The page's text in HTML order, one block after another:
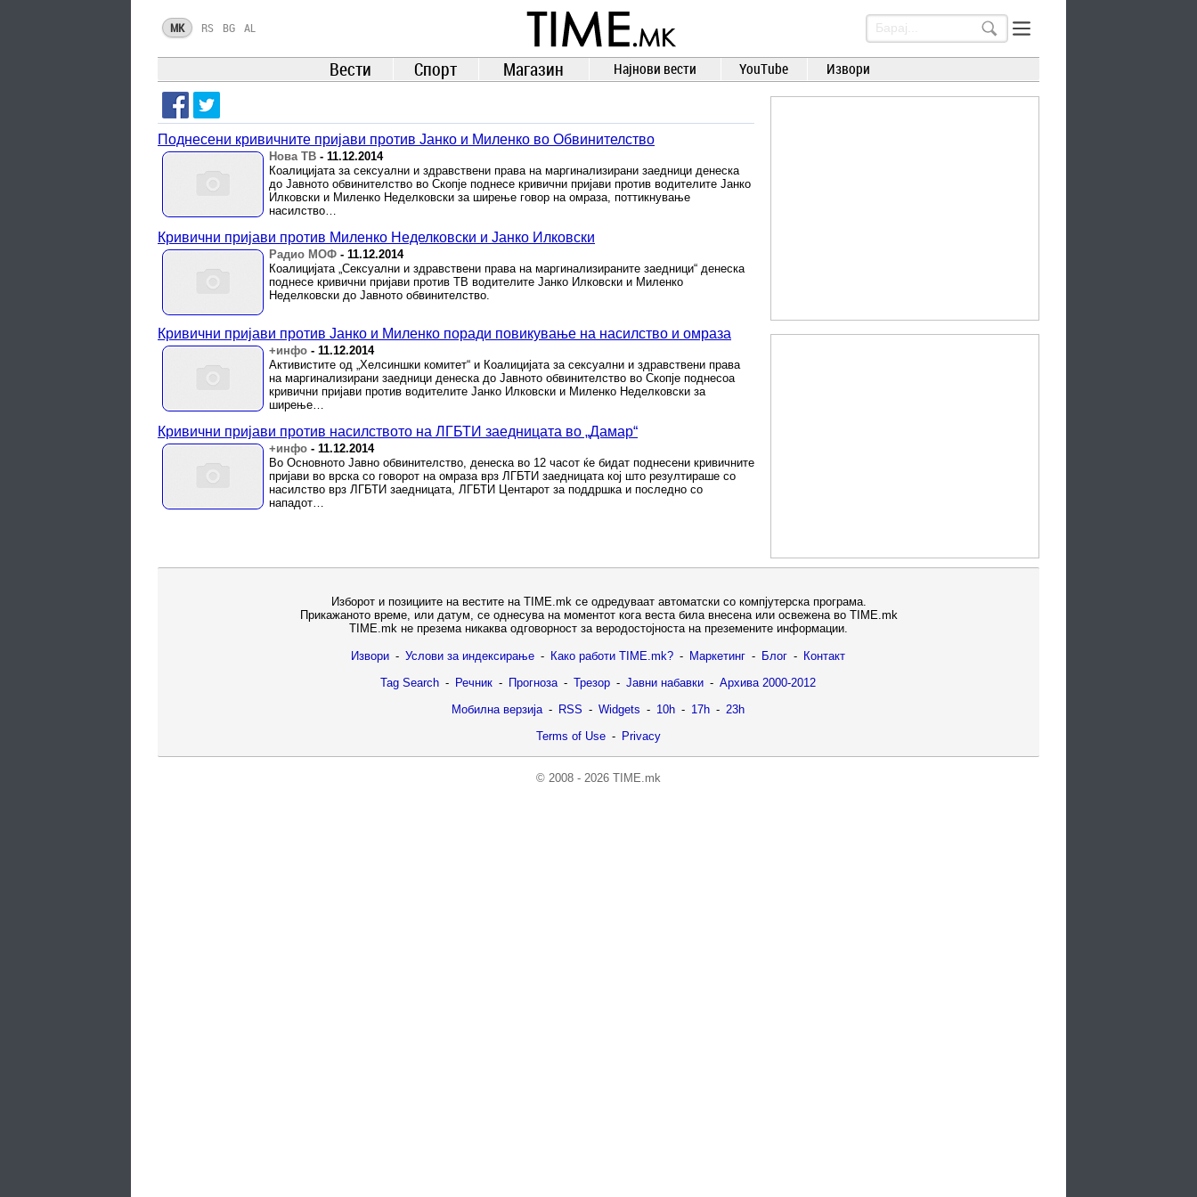
TIME.mk
ВЕСТИ
NEWS
MK RS BG AL
Вести Спорт Магазин Најнови вести YouTube Извори
Поднесени кривичните пријави против Јанко и Миленко во Обвинителство
Нова ТВ - 11.12.2014
Коалицијата за сексуални и здравствени права на маргинализирани заедници денеска
до Јавното обвинителство во Скопје поднесе кривични пријави против водителите Јанко
Илковски и Миленко Неделковски за ширење говор на омраза, поттикнување
насилство…
Кривични пријави против Миленко Неделковски и Јанко Илковски
Радио МОФ - 11.12.2014
Коалицијата „Сексуални и здравствени права на маргинализираните заедници“ денеска
поднесе кривични пријави против ТВ водителите Јанко Илковски и Миленко
Неделковски до Јавното обвинителство.
Кривични пријави против Јанко и Миленко поради повикување на насилство и омраза
+инфо - 11.12.2014
Активистите од „Хелсиншки комитет“ и Коалицијата за сексуални и здравствени права
на маргинализирани заедници денеска до Јавното обвинителство во Скопје поднесоа
кривични пријави против водителите Јанко Илковски и Миленко Неделковски за
ширење…
Кривични пријави против насилството на ЛГБТИ заедницата во „Дамар“
+инфо - 11.12.2014
Во Основното Јавно обвинителство, денеска во 12 часот ќе бидат поднесени кривичните
пријави во врска со говорот на омраза врз ЛГБТИ заедницата кој што резултираше со
насилство врз ЛГБТИ заедницата, ЛГБТИ Центарот за поддршка и последно со
нападот…
Изборот и позициите на вестите на TIME.mk се одредуваат автоматски со компјутерска програма.
Прикажаното време, или датум, се однесува на моментот кога веста била внесена или освежена во TIME.mk
TIME.mk не презема никаква одговорност за веродостојноста на преземените информации.
Извори - Услови за индексирање - Како работи TIME.mk? - Маркетинг - Блог - Контакт
Tag Search - Речник - Прогноза - Трезор - Јавни набавки - Архива 2000-2012
Мобилна верзија - RSS - Widgets - 10h - 17h - 23h
Terms of Use - Privacy
© 2008 - 2026 TIME.mk